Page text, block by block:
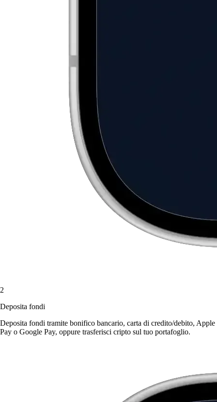
2
Deposita fondi
Deposita fondi tramite bonifico bancario, carta di credito/debito, Apple
Pay o Google Pay, oppure trasferisci cripto sul tuo portafoglio.